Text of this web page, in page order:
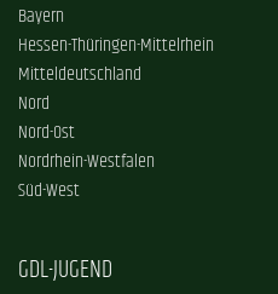
Bayern
Hessen-Thüringen-Mittelrhein
Mitteldeutschland
Nord
Nord-Ost
Nordrhein-Westfalen
Süd-West
GDL-JUGEND